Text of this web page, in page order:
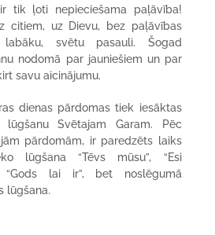
tik ļoti nepieciešama paļāvība!
citiem, uz Dievu, bez paļāvības
labāku, svētu pasauli. Šogad
nodomā par jauniešiem un par
savu aicinājumu.
dienas pārdomas tiek iesāktas
Svētajam Garam. Pēc
pārdomām, ir paredzēts laiks
lūgšana “Tēvs mūsu”, “Esi
“Gods lai ir”, bet noslēgumā
lūgšana.